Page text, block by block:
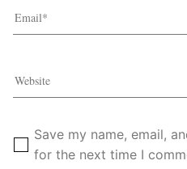
Save my name, email,
for the next time I